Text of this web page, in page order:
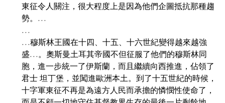
東征令人關注，很大程度上是因為他們企圖抵抗那種趨
勢。…
…
…穆斯林王國在十四、十五、十六世紀變得越來越強
盛…。奧斯曼土耳其帝國不但征服了他們的穆斯林同
胞，進一步統一了伊斯蘭，而且繼續向西推進，佔領了
君士 坦丁堡，並闖進歐洲本土。到了十五世紀的時候，
十字軍東征不再是為遠方人民而承擔的憐憫性使命了，